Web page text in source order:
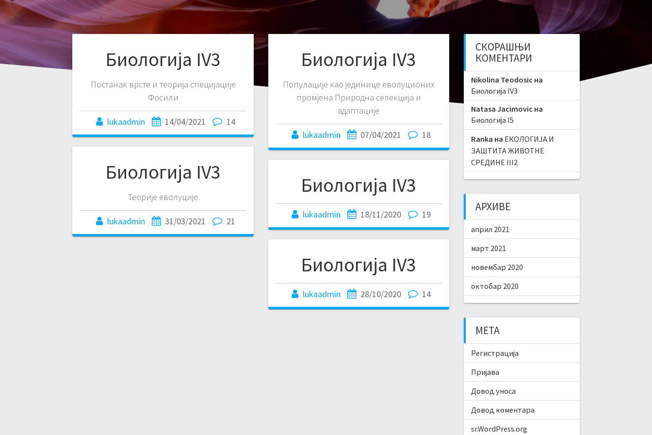
Биологија IV3
Постанак врсте и теорија специјације
Фосили
lukaadmin 14/04/2021 14
Биологија IV3
Популације као јединице еволуционих
промјена Природна селекција и
адаптације
lukaadmin 07/04/2021 18
Биологија IV3
Теорије еволуције
lukaadmin 31/03/2021 21
Биологија IV3
lukaadmin 18/11/2020 19
Биологија IV3
lukaadmin 28/10/2020 14
СКОРАШЊИ
КОМЕНТАРИ
Nikolina Teodosicна
Биологија IV3
Natasa Jacimovicна
Биологија I5
Ranka на ЕКОЛОГИЈА И
ЗАШТИТА ЖИВОТНЕ
СРЕДИНЕ III2
АРХИВЕ
април 2021
март 2021
новембар 2020
октобар 2020
МЕТА
Регистрација
Пријава
Довод уноса
Довод коментара
sr.WordPress.org